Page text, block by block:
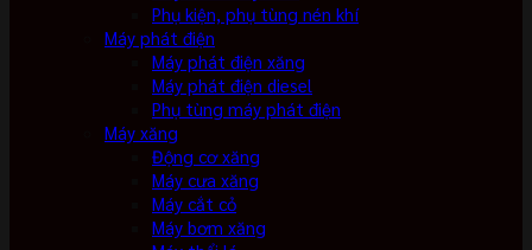
Phụ kiện, phụ tùng nén khí
Máy phát điện
Máy phát điện xăng
Máy phát điện diesel
Phụ tùng máy phát điện
Máy xăng
Động cơ xăng
Máy cưa xăng
Máy cắt cỏ
Máy bơm xăng